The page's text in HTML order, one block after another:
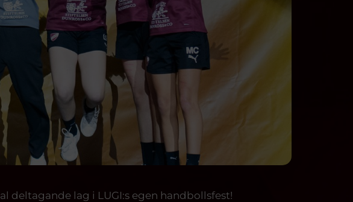
deltagande lag i LUGI:s egen handbollsfest!